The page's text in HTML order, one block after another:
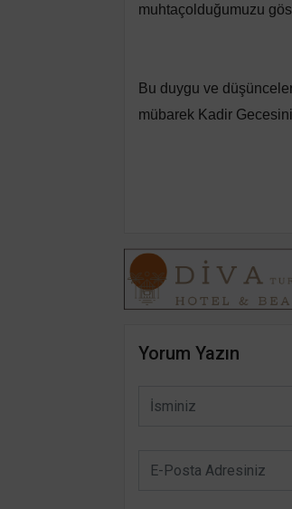
muhtaçolduğumuzu
Bu duygu ve
mübarek Kadir
Yorum Yazın